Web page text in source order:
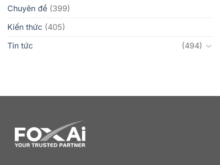
Chuyên đề (399)
Kiến thức (405)
Tin tức
(494)